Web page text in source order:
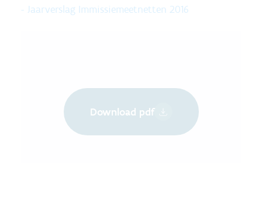
- Jaarverslag Immissiemeetnetten 2016
Download pdf